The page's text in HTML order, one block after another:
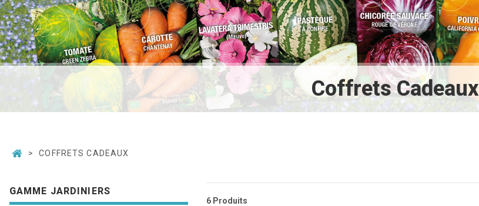
Coffrets Cadeaux
COFFRETS CADEAUX
GAMME JARDINIERS
6 Produits